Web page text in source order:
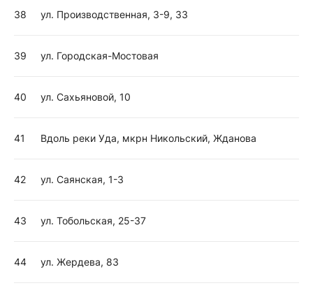
38 ул. Производственная, 3-9, 33
39 ул. Городская-Мостовая
40 ул. Сахьяновой, 10
41 Вдоль реки Уда, мкрн Никольский, Жданова
42 ул. Саянская, 1-3
43 ул. Тобольская, 25-37
44 ул. Жердева, 83